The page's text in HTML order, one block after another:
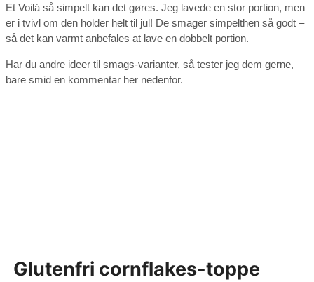
Et Voilá så simpelt kan det gøres. Jeg lavede en stor portion, men
er i tvivl om den holder helt til jul! De smager simpelthen så godt –
så det kan varmt anbefales at lave en dobbelt portion.
Har du andre ideer til smags-varianter, så tester jeg dem gerne,
bare smid en kommentar her nedenfor.
Glutenfri cornflakes-toppe